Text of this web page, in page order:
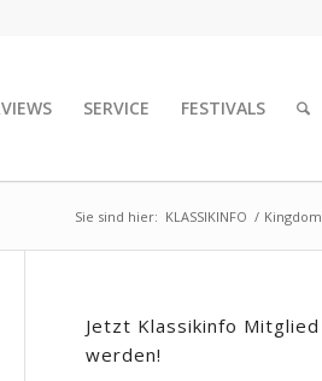
SERVICE FESTIVALS
Sie sind hier: KLASSIKINFO / Kingdom
Jetzt Klassikinfo Mitglied
werden!